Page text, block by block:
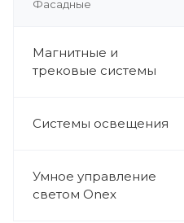
Фасадные
Магнитные и
трековые системы
Системы освещения
Умное управление
светом Onex